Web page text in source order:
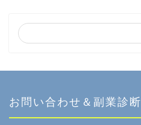
お問い合わせ＆副業診断